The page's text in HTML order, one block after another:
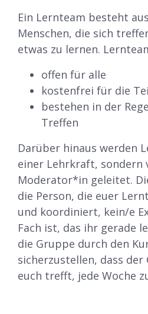
Ein Lernteam besteht
Menschen, die sich
etwas zu lernen.
offen für alle
kostenfrei für die
bestehen in der
Treffen
Darüber hinaus werden
einer Lehrkraft, sondern
Moderator*in geleitet.
die Person, die euer
und koordiniert, kein/e
Fach ist, das ihr gerade
die Gruppe durch den
sicherzustellen, dass
euch trefft, jede Woche